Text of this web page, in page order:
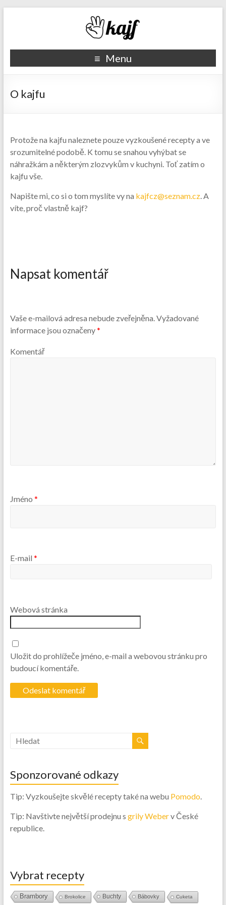
Recepty kajf.cz
Menu
O kajfu
Protože na kajfu naleznete pouze vyzkoušené recepty a ve
srozumitelné podobě. K tomu se snahou vyhýbat se
náhražkám a některým zlozvykům v kuchyni. Toť zatím o
kajfu vše.
Napište mi, co si o tom myslíte vy na kajfcz@seznam.cz. A
víte, proč vlastně kajf?
Napsat komentář
Vaše e-mailová adresa nebude zveřejněna.Vyžadované
informace jsou označeny*
Komentář
Jméno *
E-mail *
Webová stránka
Uložit do prohlížeče jméno, e-mail a webovou stránku pro
budoucí komentáře.
Sponzorované odkazy
Tip: Vyzkoušejte skvělé recepty také na webu Pomodo.
Tip: Navštivte největší prodejnu s grily Weberv České
republice.
Vybrat recepty
Brambory Brokolice Buchty Bábovky Cuketa